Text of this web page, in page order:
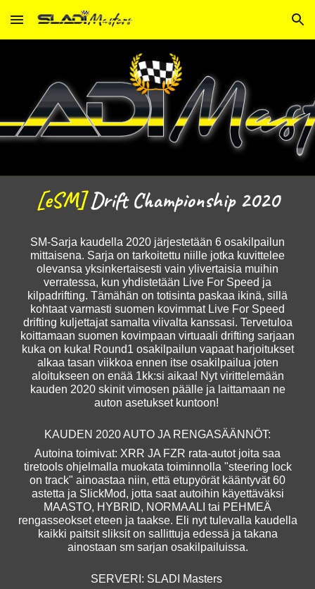
Skip to main content Skip to navigation
[eSM] Drift Championship 2020
SM-Sarja kaudella 2020 järjestetään 6 osakilpailun
mittaisena. Sarja on tarkoitettu niille jotka kuvittelee
olevansa yksinkertaisesti vain ylivertaisia muihin
verratessa, kun yhdistetään Live For Speed ja
kilpadrifting. Tämähän on totisinta paskaa ikinä, sillä
kohtaat varmasti suomen kovimmat Live For Speed
drifting kuljettajat samalta viivalta kanssasi. Tervetuloa
koittamaan suomen kovimpaan virtuaali drifting sarjaan
kuka on kuka! Round1 osakilpailun vapaat harjoitukset
alkaa tasan viikkoa ennen itse osakilpailua joten
aloitukseen on enää 1kk:si aikaa! Nyt virittelemään
kauden 2020 skinit vimosen päälle ja laittamaan ne
auton asetukset kuntoon!
KAUDEN 2020 AUTO JA RENGASÄÄNNÖT:
Autoina toimivat: XRR JA FZR rata-autot joita saa
tiretools ohjelmalla muokata toiminnolla "steering lock
on track" ainoastaa niin, että etupyörät kääntyvät 60
astetta ja SlickMod, jotta saat autoihin käyettäväksi
MAASTO, HYBRID, NORMAALI tai PEHMEÄ
rengasseokset eteen ja taakse. Eli nyt tulevalla kaudella
kaikki paitsit sliksit on sallittuja edessä ja takana
ainostaan sm sarjan osakilpailuissa.
SERVERI: SLADI Masters